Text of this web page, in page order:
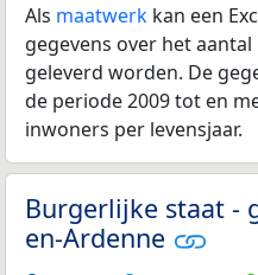
Als maatwerk kan een
gegevens over het
geleverd worden. De
de periode 2009 tot en
inwoners per levensjaar.
Burgerlijke staat -
en-Ardenne